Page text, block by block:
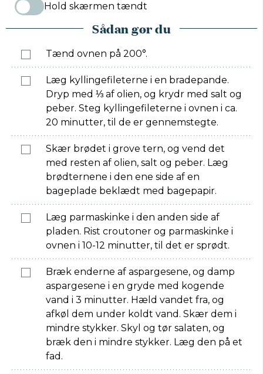
Hold skærmen tændt
Sådan gør du
Tænd ovnen på 200°.
Læg kyllingefileterne i en bradepande.
Dryp med ⅓ af olien, og krydr med salt og
peber. Steg kyllingefileterne i ovnen i ca.
20 minutter, til de er gennemstegte.
Skær brødet i grove tern, og vend det
med resten af olien, salt og peber. Læg
brødternene i den ene side af en
bageplade beklædt med bagepapir.
Læg parmaskinke i den anden side af
pladen. Rist croutoner og parmaskinke i
ovnen i 10-12 minutter, til det er sprødt.
Bræk enderne af aspargesene, og damp
aspargesene i en gryde med kogende
vand i 3 minutter. Hæld vandet fra, og
afkøl dem under koldt vand. Skær dem i
mindre stykker. Skyl og tør salaten, og
bræk den i mindre stykker. Læg den på et
fad.